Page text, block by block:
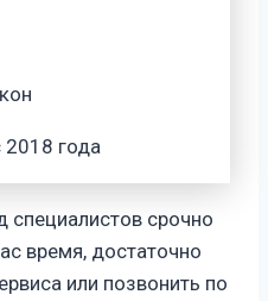
2018 года
срочно
время, достаточно
или позвонить по